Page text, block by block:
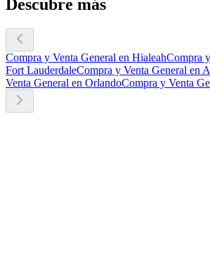
Descubre más
Compra y Venta General en HialeahCompra
Fort LauderdaleCompra y Venta General en
Venta General en OrlandoCompra y Venta